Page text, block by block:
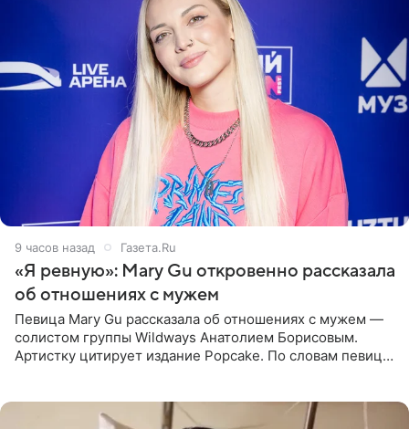
9 часов назад Газета.Ru
«Я ревную»: Mary Gu откровенно рассказала
об отношениях с мужем
Певица Mary Gu рассказала об отношениях с мужем —
солистом группы Wildways Анатолием Борисовым.
Артистку цитирует издание Popcake. По словам певицы,